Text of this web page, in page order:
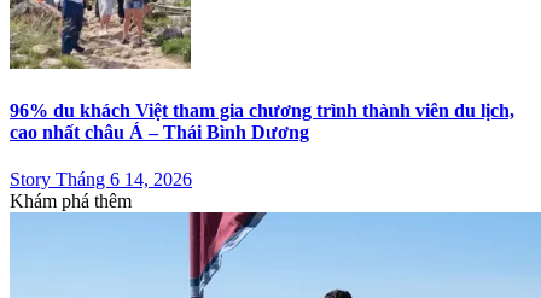
96% du khách Việt tham gia chương trình thành viên du lịch,
cao nhất châu Á – Thái Bình Dương
Story Tháng 6 14, 2026
Khám phá thêm